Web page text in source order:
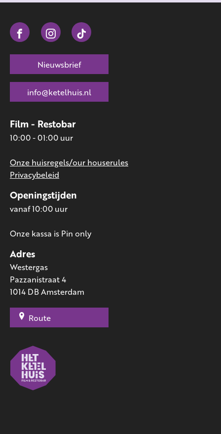
Adres
Westergas
Pazzanistraat 4
1014 DB Amsterdam
Route
Openingstijden
vanaf 10:00 uur
Onze kassa is Pin only
Film - Restobar
10:00 - 01:00 uur
Onze huisregels/our houserules
Privacybeleid
Nieuwsbrief
info@ketelhuis.nl